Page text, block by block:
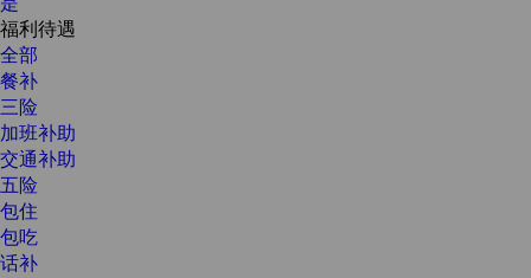
福利待遇
全部
餐补
三险
加班补助
交通补助
五险
包住
包吃
话补